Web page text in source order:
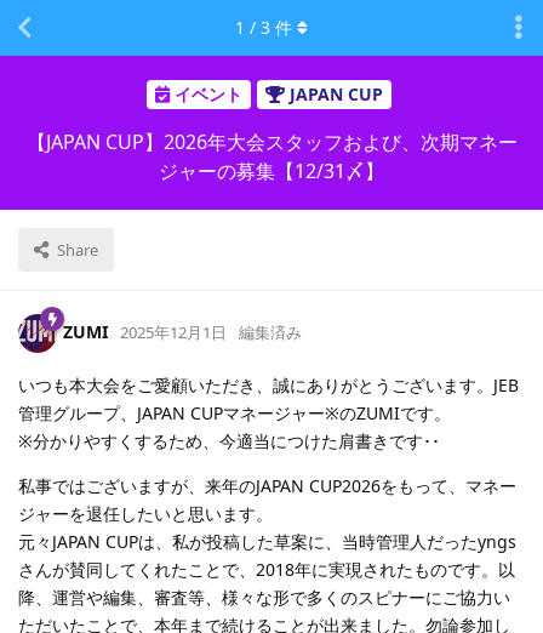
イベント JAPAN CUP
【JAPAN CUP】2026年大会スタッフおよび、次期マネー
ジャーの募集【12/31〆】
Share
1 / 3 件
ZUMI 2025年12月1日 編集済み
いつも本大会をご愛顧いただき、誠にありがとうございます。JEB
管理グループ、JAPAN CUPマネージャー※のZUMIです。
※分かりやすくするため、今適当につけた肩書きです･･
私事ではございますが、来年のJAPAN CUP2026をもって、マネー
ジャーを退任したいと思います。
元々JAPAN CUPは、私が投稿した草案に、当時管理人だったyngs
さんが賛同してくれたことで、2018年に実現されたものです。以
降、運営や編集、審査等、様々な形で多くのスピナーにご協力い
ただいたことで、本年まで続けることが出来ました。勿論参加し